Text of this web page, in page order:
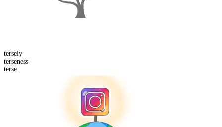
tersely
terseness
terse